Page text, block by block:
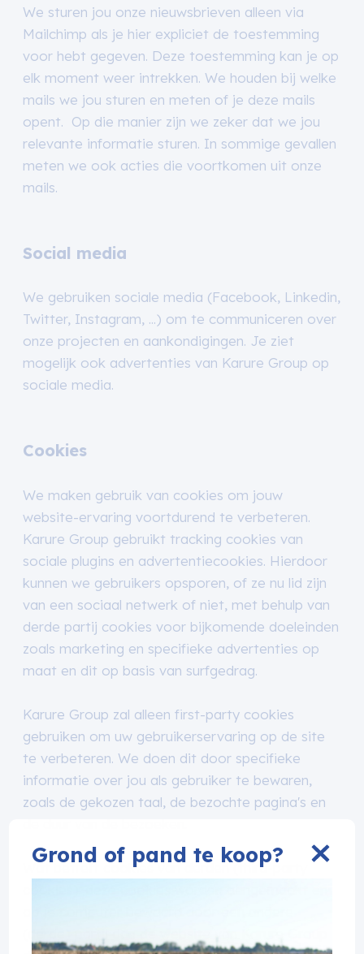
Grond of pand te koop?
We sturen jou onze nieuwsbrieven alleen via
Mailchimp als je hier expliciet de toestemming
voor hebt gegeven. Deze toestemming kan je op
elk moment weer intrekken. We houden bij welke
mails we jou sturen en meten of je deze mails
opent. Op die manier zijn we zeker dat we jou
relevante informatie sturen. In sommige gevallen
meten we ook acties die voortkomen uit onze
mails.
Social media
We gebruiken sociale media (Facebook, Linkedin,
Twitter, Instagram, ...) om te communiceren over
onze projecten en aankondigingen. Je ziet
mogelijk ook advertenties van Karure Group op
sociale media.
Cookies
We maken gebruik van cookies om jouw
website-ervaring voortdurend te verbeteren.
Karure Group gebruikt tracking cookies van
sociale plugins en advertentiecookies. Hierdoor
kunnen we gebruikers opsporen, of ze nu lid zijn
van een sociaal netwerk of niet, met behulp van
derde partij cookies voor bijkomende doeleinden
zoals marketing en specifieke advertenties op
maat en dit op basis van surfgedrag.
Karure Group zal alleen first-party cookies
gebruiken om uw gebruikerservaring op de site
te verbeteren. We doen dit door specifieke
informatie over jou als gebruiker te bewaren,
zoals de gekozen taal, de bezochte pagina's en
Wat betreft cookies van derden (third-party